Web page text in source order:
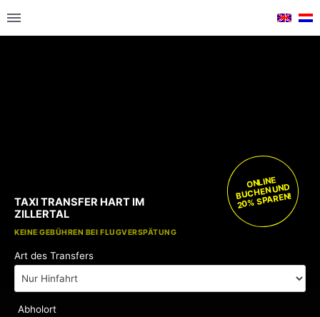
KOSTENLOSE KINDERSITZE
KEINE GEBÜHREN BEI FLUGVERSPÄTUNG
TAXI TRANSFER HART IM
ZILLERTAL
ONLINE
BUCHEN UND
20% SPAREN!
Art des Transfers
Abholort